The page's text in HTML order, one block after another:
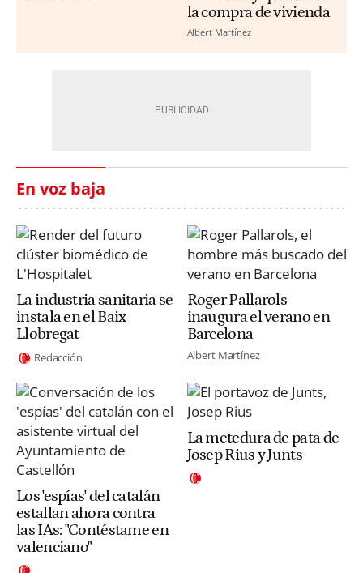
la compra de vivienda
Albert Martínez
En voz baja
La industria sanitaria se
instala en el Baix
Llobregat
Redacción
Roger Pallarols
inaugura el verano en
Barcelona
Albert Martínez
Los 'espías' del catalán
estallan ahora contra
las IAs: "Contéstame en
valenciano"
La metedura de pata de
Josep Rius y Junts